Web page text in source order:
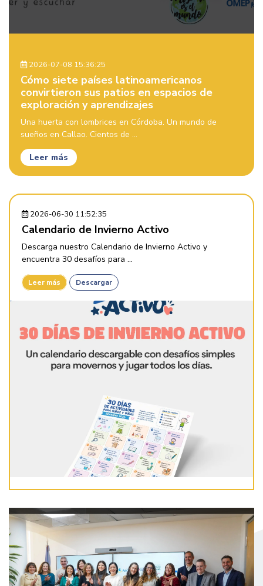
2026-07-08 15:36:25
Cómo siete países latinoamericanos
convirtieron sus patios en espacios de
exploración y aprendizajes
Una huerta con lombrices en Córdoba. Un mundo de
sueños en Callao. Cientos de ...
Leer más
2026-06-30 11:52:35
Calendario de Invierno Activo
Descarga nuestro Calendario de Invierno Activo y
encuentra 30 desafíos para ...
Leer más Descargar